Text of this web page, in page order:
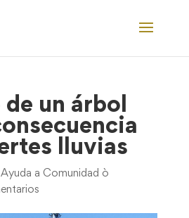
de un árbol
lluvias
Ayuda a Comunidad ò